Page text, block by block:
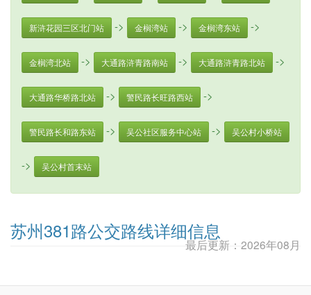
新浒花园三区北门站 -> 金榈湾站 -> 金榈湾东站 ->
金榈湾北站 -> 大通路浒青路南站 -> 大通路浒青路北站 ->
大通路华桥路北站 -> 警民路长旺路西站 ->
警民路长和路东站 -> 吴公社区服务中心站 -> 吴公村小桥站
-> 吴公村首末站
苏州381路公交路线详细信息
最后更新：2026年08月